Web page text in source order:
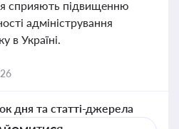
сприяють підвищенню
адміністрування
в Україні.
дня та статті-джерела